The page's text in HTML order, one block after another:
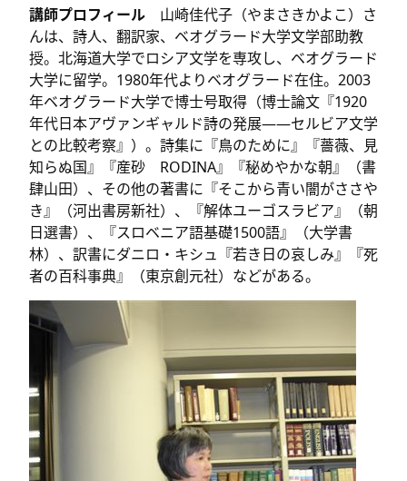
講師プロフィール 山崎佳代子（やまさきかよこ）さ
んは、詩人、翻訳家、ベオグラード大学文学部助教
授。北海道大学でロシア文学を専攻し、ベオグラード
大学に留学。1980年代よりベオグラード在住。2003
年ベオグラード大学で博士号取得（博士論文『1920
年代日本アヴァンギャルド詩の発展――セルビア文学
との比較考察』）。詩集に『鳥のために』『薔薇、見
知らぬ国』『産砂 RODINA』『秘めやかな朝』（書
肆山田）、その他の著書に『そこから青い闇がささや
き』（河出書房新社）、『解体ユーゴスラビア』（朝
日選書）、『スロベニア語基礎1500語』（大学書
林）、訳書にダニロ・キシュ『若き日の哀しみ』『死
者の百科事典』（東京創元社）などがある。